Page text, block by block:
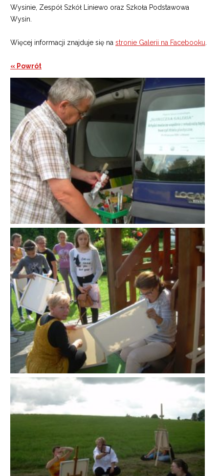
Wysinie, Zespół Szkół Liniewo oraz Szkoła Podstawowa
Wysin.
Więcej informacji znajduje się na stronie Galerii na Facebooku
« Powrót